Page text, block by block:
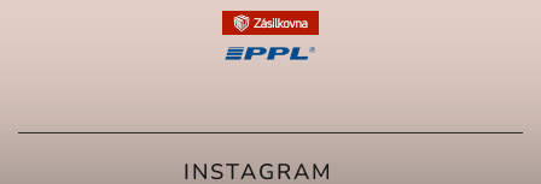
INSTAGRAM